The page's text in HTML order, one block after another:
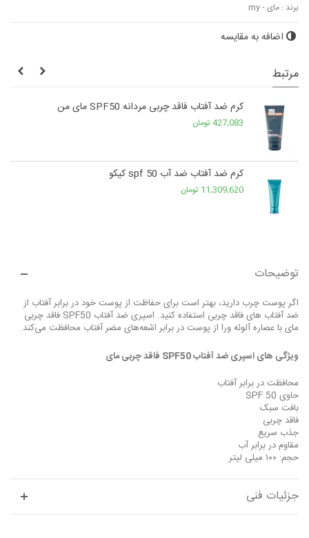
برند : مای - my
اضافه به مقایسه
مرتبط
کرم ضد آفتاب فاقد چربی مردانه SPF50 مای من
427,083 تومان
کرم ضد آفتاب ضد آب spf 50 کیکو
11,309,620 تومان
توضیحات
اگر پوست چرب دارید، بهتر است برای حفاظت از پوست خود در برابر آفتاب از
ضد آفتاب های فاقد چربی استفاده کنید. اسپری ضد آفتاب SPF50 فاقد چربی
مای با عصاره آلوئه ورا از پوست در برابر اشعه‌های مضر آفتاب محافظت می‌کند.
ویژگی‌ های اسپری ضد آفتاب SPF50 فاقد چربی مای
محافظت در برابر آفتاب
حاوی SPF 50
بافت سبک
فاقد چربی
جذب سریع
مقاوم در برابر آب
حجم: ۱۰۰ میلی لیتر
جزئیات فنی